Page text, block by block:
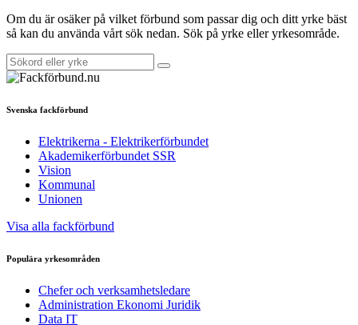
Om du är osäker på vilket förbund som passar dig och ditt yrke bäst
så kan du använda vårt sök nedan. Sök på yrke eller yrkesområde.
Svenska fackförbund
Elektrikerna - Elektrikerförbundet
Akademikerförbundet SSR
Vision
Kommunal
Unionen
Visa alla fackförbund
Populära yrkesområden
Chefer och verksamhetsledare
Administration Ekonomi Juridik
Data IT